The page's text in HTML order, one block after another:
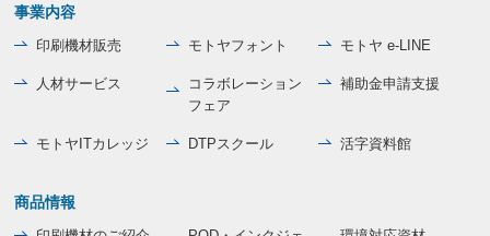
事業内容
印刷機材販売 モトヤフォント モトヤ e-LINE
人材サービス
コラボレーション
フェア
補助金申請支援
モトヤITカレッジ DTPスクール 活字資料館
商品情報